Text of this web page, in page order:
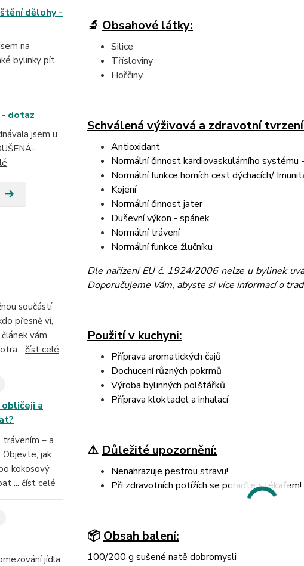
dělohy -
na
bylinky pít
- dotaz
jsem u
součástí
přesně ví,
vám
číst celé
a
trávením – a
Objevte, jak
kokosový
... číst celé
jídla.
🔬 Obsahové látky:
Silice
Třísloviny
Hořčiny
Schválená výživová a zdravotní
Antioxidant
Normální činnost kardiovaskulárního
Normální funkce horních cest dýchacích/
Kojení
Normální činnost jater
Duševní výkon - spánek
Normální trávení
Normální funkce žlučníku
Dle nařízení EU č. 1924/2006 nelze u bylinek
Doporučujeme Vám, abyste si více informací o
Použití v kuchyni:
Příprava aromatických čajů
Dochucení různých pokrmů
Výroba bylinných polštářků
Příprava kloktadel a inhalací
⚠️ Důležité upozornění:
Nenahrazuje pestrou stravu!
Při zdravotních potížích se poraďte s lékařem!
📦 Obsah balení:
100/200 g sušené natě dobromysli